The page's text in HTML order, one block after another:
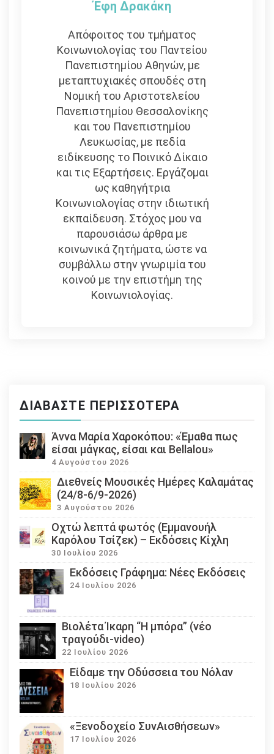
Έφη Δρακάκη
Απόφοιτος του τμήματος
Κοινωνιολογίας του Παντείου
Πανεπιστημίου Αθηνών, με
μεταπτυχιακές σπουδές στη
Νομική του Αριστοτελείου
Πανεπιστημίου Θεσσαλονίκης
και του Πανεπιστημίου
Λευκωσίας, με πεδία
ειδίκευσης το Ποινικό Δίκαιο
και τις Εξαρτήσεις. Εργάζομαι
ως καθηγήτρια
Κοινωνιολογίας στην ιδιωτική
εκπαίδευση. Στόχος μου να
παρουσιάσω άρθρα με
κοινωνικά ζητήματα, ώστε να
συμβάλλω στην γνωριμία του
κοινού με την επιστήμη της
Κοινωνιολογίας.
ΔΙΑΒΆΣΤΕ ΠΕΡΙΣΣΌΤΕΡΑ
Άννα Μαρία Χαροκόπου: «Έμαθα πως
είσαι μάγκας, είσαι και Bellalou»
4 Αυγούστου 2026
Διεθνείς Μουσικές Ημέρες Καλαμάτας
(24/8-6/9-2026)
3 Αυγούστου 2026
Οχτώ λεπτά φωτός (Εμμανουήλ
Καρόλου Τσίζεκ) – Εκδόσεις Κίχλη
30 Ιουλίου 2026
Εκδόσεις Γράφημα: Νέες Εκδόσεις
24 Ιουλίου 2026
Βιολέτα Ίκαρη “Η μπόρα” (νέο
τραγούδι-video)
22 Ιουλίου 2026
Eίδαμε την Οδύσσεια του Νόλαν
18 Ιουλίου 2026
«Ξενοδοχείο ΣυνΑισθήσεων»
17 Ιουλίου 2026